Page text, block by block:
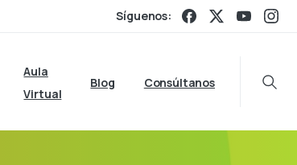
Síguenos:
Aula
Virtual
Blog Consúltanos